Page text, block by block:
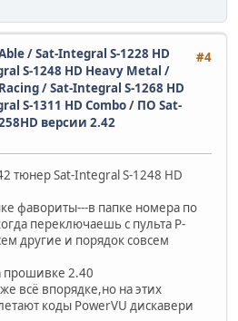
#4
/ Sat-Integral S-1228 HD
S-1248 HD Heavy Metal /
/ Sat-Integral S-1268 HD
S-1311 HD Combo/ ПО Sat-
версии 2.42
тюнер Sat-Integral S-1248 HD
фавориты---в папке номера по
переключаешь с пульта Р-
другие и порядок совсем
прошивке 2.40
всё впорядке,но на этих
коды РowerVU дискавери